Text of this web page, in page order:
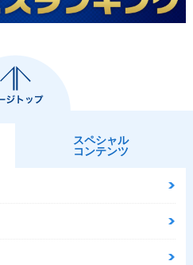
スペシャル
コンテンツ